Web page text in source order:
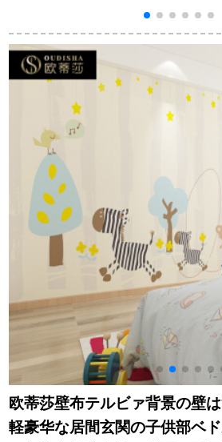
ビ背景の壁現代簡約
綿麻個性特注壁紙
DSF-6668-3【高級雅
ルムの居間背景の壁
百合田園壁紙
欧蒂莎壁布テルビァ背景の壁
軽豪华な居間玄関の子供部ベ